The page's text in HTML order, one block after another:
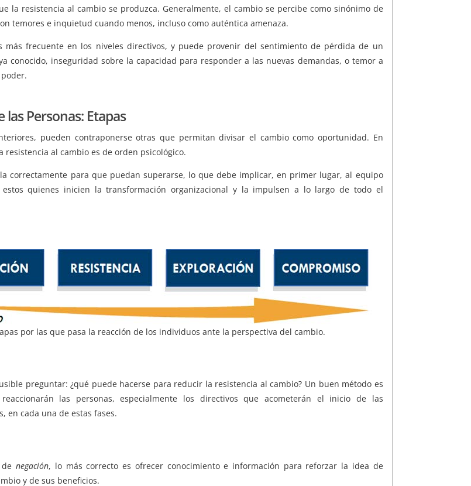
la resistencia al cambio se produzca. Generalmente, el cambio se percibe como sinónimo de
temores e inquietud cuando menos, incluso como auténtica amenaza.
más frecuente en los niveles directivos, y puede provenir del sentimiento de pérdida de un
conocido, inseguridad sobre la capacidad para responder a las nuevas demandas, o temor a
las Personas: Etapas
pueden contraponerse otras que permitan divisar el cambio como oportunidad. En
resistencia al cambio es de orden psicológico.
correctamente para que puedan superarse, lo que debe implicar, en primer lugar, al equipo
estos quienes inicien la transformación organizacional y la impulsen a lo largo de todo el
por las que pasa la reacción de los individuos ante la perspectiva del cambio.
preguntar: ¿qué puede hacerse para reducir la resistencia al cambio? Un buen método es
las personas, especialmente los directivos que acometerán el inicio de las
en cada una de estas fases.
denegación, lo más correcto es ofrecer conocimiento e información para reforzar la idea de
y de sus beneficios.